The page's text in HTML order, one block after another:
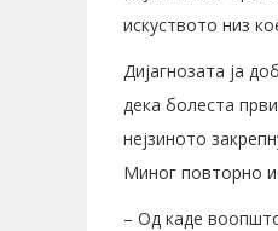
искуството низ
Дијагнозата ја
дека болеста
нејзиното
Миног повторно
– Од каде